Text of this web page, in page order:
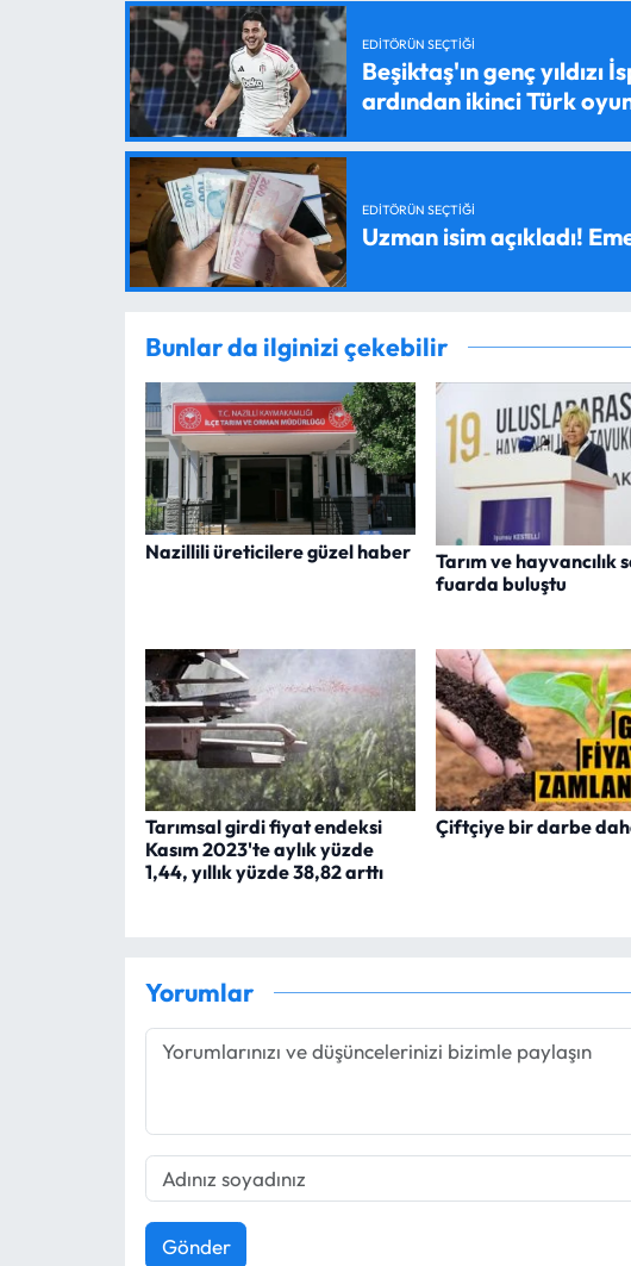
EDITÖRÜN SEÇTIĞI
Beşiktaş'ın genç
ardından ikinci Türk
EDITÖRÜN SEÇTIĞI
Uzman isim açıkladı!
Bunlar da ilginizi çekebilir
Nazillili üreticilere güzel haber
Tarım ve hayvancılık
fuarda buluştu
Tarımsal girdi fiyat endeksi
Kasım 2023'te aylık yüzde
1,44, yıllık yüzde 38,82 arttı
Çiftçiye bir darbe
Yorumlar
Gönder